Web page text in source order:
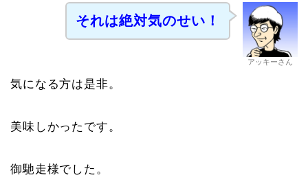
アッキーさん
それは絶対気のせい！
気になる方は是非。
美味しかったです。
御馳走様でした。